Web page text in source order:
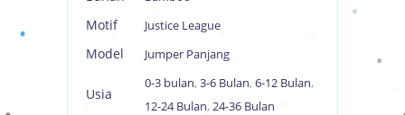
Motif Justice League
Model Jumper Panjang
Usia
0-3 bulan, 3-6 Bulan, 6-12 Bulan,
12-24 Bulan, 24-36 Bulan